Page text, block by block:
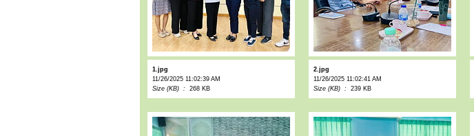
1.jpg
11/26/2025 11:02:39 AM
Size (KB) : 268 KB
2.jpg
11/26/2025 11:02:41 AM
Size (KB) : 239 KB